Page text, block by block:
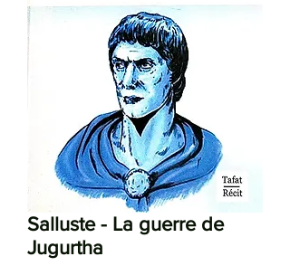
Salluste - La guerre de
Jugurtha